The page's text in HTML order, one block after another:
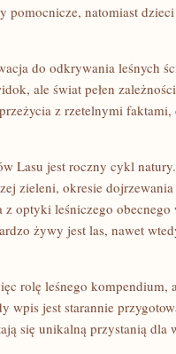
pomocnicze, natomiast
do odkrywania leśnych
ale świat pełen
z rzetelnymi
Lasu jest roczny cykl
zieleni, okresie
optyki leśniczego
żywy jest las, nawet
rolę leśnego
wpis jest starannie
się unikalną przystanią dla